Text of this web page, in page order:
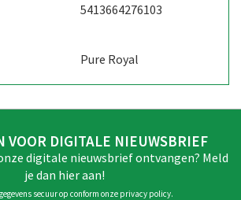
5413664276103
Pure Royal
VOOR DIGITALE NIEUWSBRIEF
digitale nieuwsbrief ontvangen? Meld
je dan hier aan!
secuur op conform onze privacy policy.